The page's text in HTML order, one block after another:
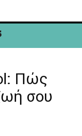
Πώς
σου